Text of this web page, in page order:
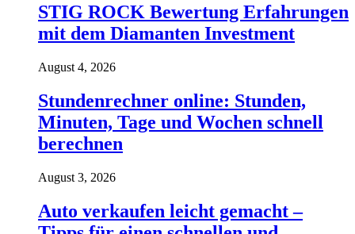
STIG ROCK Bewertung Erfahrungen
mit dem Diamanten Investment
August 4, 2026
Stundenrechner online: Stunden,
Minuten, Tage und Wochen schnell
berechnen
August 3, 2026
Auto verkaufen leicht gemacht –